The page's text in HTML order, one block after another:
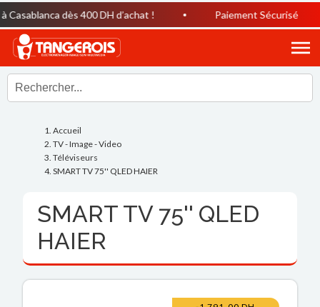
dès 400 DH d’achat ! Paiement Sécurisé
Accueil
TV - Image - Video
Téléviseurs
SMART TV 75'' QLED HAIER
SMART TV 75'' QLED
HAIER